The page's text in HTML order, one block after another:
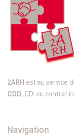
2ARH est au service
CDD, CDI ou contrat
Navigation